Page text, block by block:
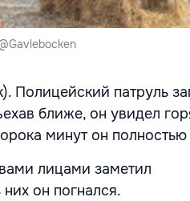
Полицейский патруль
ближе, он увидел
минут он полностью
лицами заметил
он погнался.